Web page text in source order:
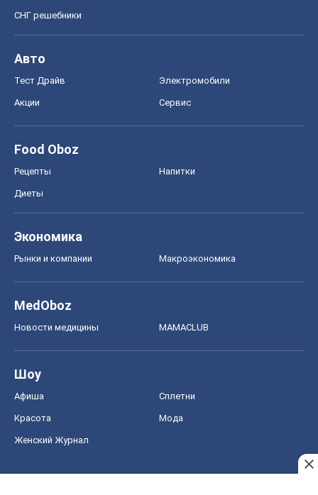
СНГ решебники
Авто
Тест Драйв Электромобили
Акции Сервис
Food Oboz
Рецепты Напитки
Диеты
Экономика
Рынки и компании Mакроэкономика
MedOboz
Новости медицины MAMACLUB
Шоу
Афиша Сплетни
Красота Мода
Женский Журнал